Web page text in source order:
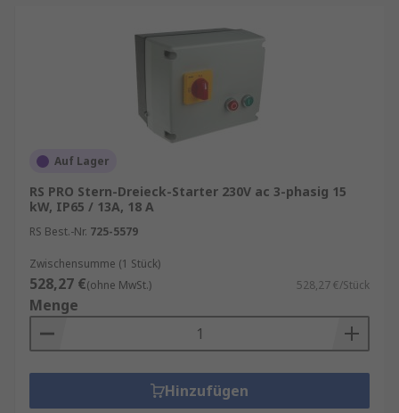
Auf Lager
RS PRO Stern-Dreieck-Starter 230V ac 3-phasig 15
kW, IP65 / 13A, 18 A
RS Best.-Nr. 725-5579
Zwischensumme (1 Stück)
528,27 €(ohne MwSt.) 528,27 €/Stück
Menge
Hinzufügen